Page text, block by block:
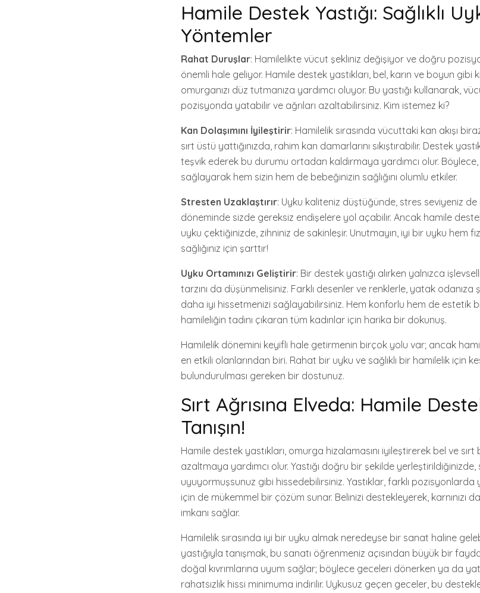
Hamile Destek Yastığı: Sağlıklı
Yöntemler
Rahat Duruşlar: Hamilelikte vücut şekliniz değişiyor ve doğru
önemli hale geliyor. Hamile destek yastıkları, bel, karın ve boyun
omurganızı düz tutmanıza yardımcı oluyor. Bu yastığı kullanarak,
pozisyonda yatabilir ve ağrıları azaltabilirsiniz. Kim istemez ki?
Kan Dolaşımını İyileştirir: Hamilelik sırasında vücuttaki kan akışı
sırt üstü yattığınızda, rahim kan damarlarını sıkıştırabilir. Destek
teşvik ederek bu durumu ortadan kaldırmaya yardımcı olur. Böylece,
sağlayarak hem sizin hem de bebeğinizin sağlığını olumlu etkiler.
Stresten Uzaklaştırır: Uyku kaliteniz düştüğünde, stres seviyeniz
döneminde sizde gereksiz endişelere yol açabilir. Ancak hamile
uyku çektiğinizde, zihniniz de sakinleşir. Unutmayın, iyi bir uyku hem
sağlığınız için şarttır!
Uyku Ortamınızı Geliştirir: Bir destek yastığı alırken yalnızca
tarzını da düşünmelisiniz. Farklı desenler ve renklerle, yatak odanıza
daha iyi hissetmenizi sağlayabilirsiniz. Hem konforlu hem de estetik
hamileliğin tadını çıkaran tüm kadınlar için harika bir dokunuş.
Hamilelik dönemini keyifli hale getirmenin birçok yolu var; ancak
en etkili olanlarından biri. Rahat bir uyku ve sağlıklı bir hamilelik için
bulundurulması gereken bir dostunuz.
Sırt Ağrısına Elveda: Hamile
Tanışın!
Hamile destek yastıkları, omurga hizalamasını iyileştirerek bel ve sırt
azaltmaya yardımcı olur. Yastığı doğru bir şekilde
uyuyormuşsunuz gibi hissedebilirsiniz. Yastıklar, farklı
için de mükemmel bir çözüm sunar. Belinizi destekleyerek, karnınızı
imkanı sağlar.
Hamilelik sırasında iyi bir uyku almak neredeyse bir sanat haline
yastığıyla tanışmak, bu sanatı öğrenmeniz açısından büyük bir
doğal kıvrımlarına uyum sağlar; böylece geceleri dönerken ya da
rahatsızlık hissi minimuma indirilir. Uykusuz geçen geceler, bu